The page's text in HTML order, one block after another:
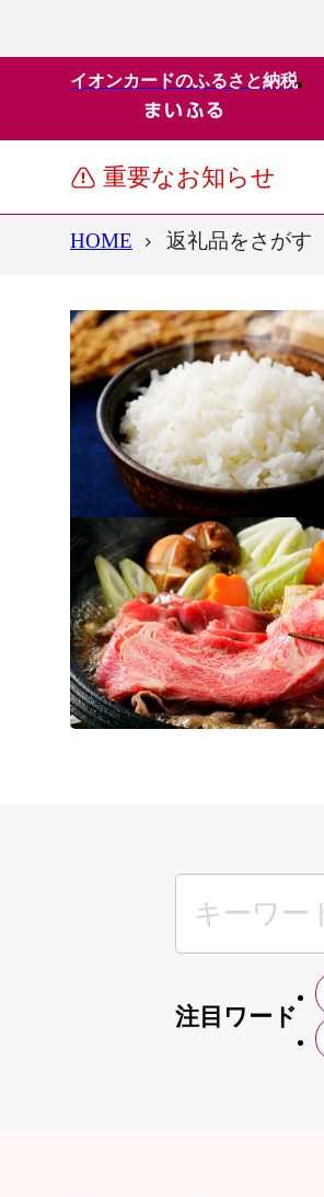
イオンカードのふるさと納税
重要なお知らせ
HOME 返礼品をさがす
注目ワード